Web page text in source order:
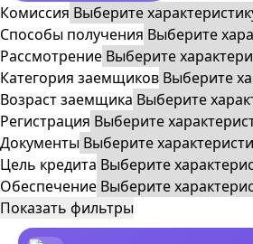
Комиссия
Способы получения
Рассмотрение
Категория заемщиков
Возраст заемщика
Регистрация
Документы
Цель кредита
Обеспечение
Показать фильтры